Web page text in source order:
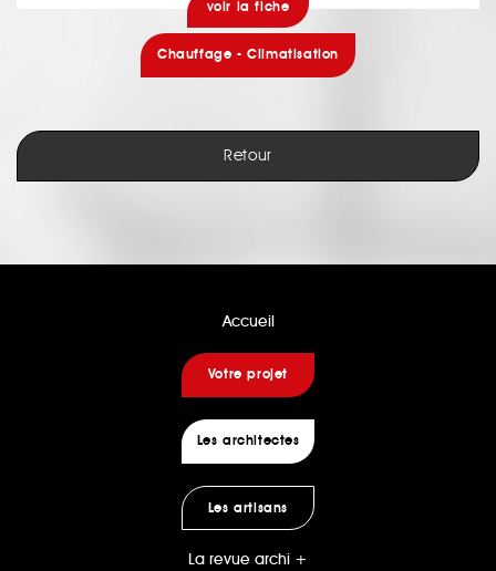
voir la fiche
Chauffage - Climatisation
Retour
Accueil
Votre projet
Les architectes
Les artisans
La revue archi +